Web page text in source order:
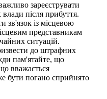
зареєструвати
влади після прибуття.
зв'язок із місцевою
представникам
ситуацій.
до штрафних
пам'ятайте, що
вважається
бути погано сприйнято